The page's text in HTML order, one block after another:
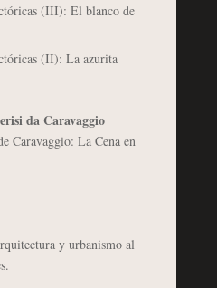
(III): El blanco de
(II): La azurita
da Caravaggio
Caravaggio: La Cena en
y urbanismo al